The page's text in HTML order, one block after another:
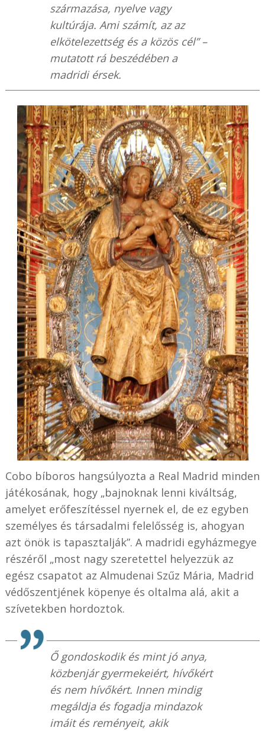
származása, nyelve vagy
kultúrája. Ami számít, az az
elkötelezettség és a közös cél” –
mutatott rá beszédében a
madridi érsek.
Cobo bíboros hangsúlyozta a Real Madrid minden
játékosának, hogy „bajnoknak lenni kiváltság,
amelyet erőfeszítéssel nyernek el, de ez egyben
személyes és társadalmi felelősség is, ahogyan
azt önök is tapasztalják”. A madridi egyházmegye
részéről „most nagy szeretettel helyezzük az
egész csapatot az Almudenai Szűz Mária, Madrid
védőszentjének köpenye és oltalma alá, akit a
szívetekben hordoztok.
Ő gondoskodik és mint jó anya,
közbenjár gyermekeiért, hívőkért
és nem hívőkért. Innen mindig
megáldja és fogadja mindazok
imáit és reményeit, akik